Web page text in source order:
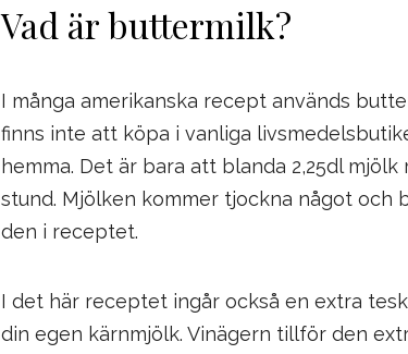
Vad är buttermilk?
I många amerikanska recept används
finns inte att köpa i vanliga
hemma. Det är bara att blanda 2,25dl
stund. Mjölken kommer tjockna något och
den i receptet.
I det här receptet ingår också en extra
din egen kärnmjölk. Vinägern tillför den